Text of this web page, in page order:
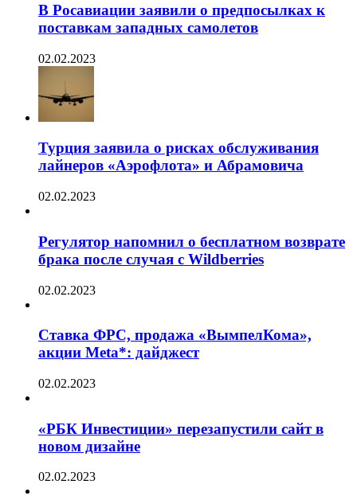
В Росавиации заявили о предпосылках к
поставкам западных самолетов
02.02.2023
Турция заявила о рисках обслуживания
лайнеров «Аэрофлота» и Абрамовича
02.02.2023
Регулятор напомнил о бесплатном возврате
брака после случая с Wildberries
02.02.2023
Ставка ФРС, продажа «ВымпелКома»,
акции Meta*: дайджест
02.02.2023
«РБК Инвестиции» перезапустили сайт в
новом дизайне
02.02.2023